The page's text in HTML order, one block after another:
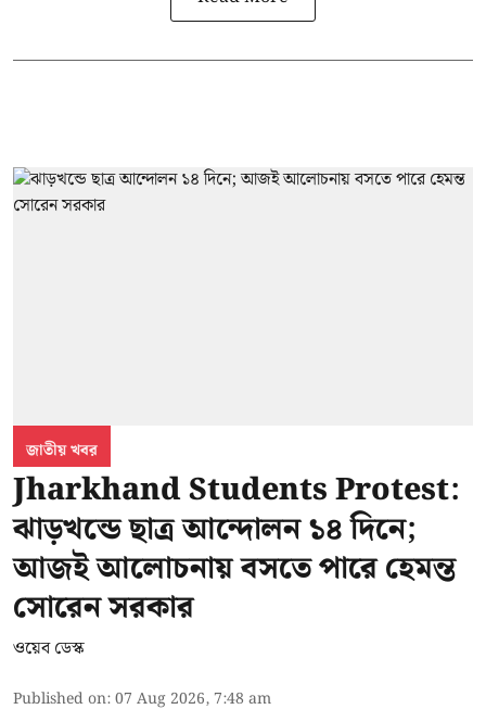
জাতীয় খবর
Jharkhand Students Protest:
ঝাড়খন্ডে ছাত্র আন্দোলন ১৪ দিনে;
আজই আলোচনায় বসতে পারে হেমন্ত
সোরেন সরকার
ওয়েব ডেস্ক
Published on:07 Aug 2026, 7:48 am